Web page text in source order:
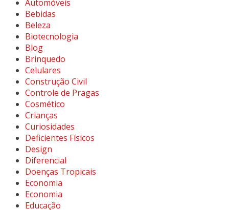
Automóveis
Bebidas
Beleza
Biotecnologia
Blog
Brinquedo
Celulares
Construção Civil
Controle de Pragas
Cosmético
Crianças
Curiosidades
Deficientes Físicos
Design
Diferencial
Doenças Tropicais
Economia
Economia
Educação